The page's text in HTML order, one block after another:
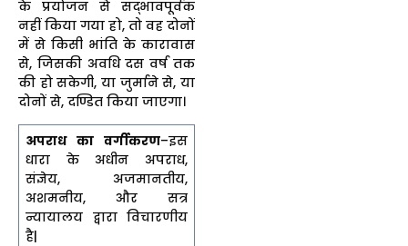
के प्रयोजन से सद्भावपूर्वक
नहीं किया गया हो, तो वह दोनों
में से किसी भांति के कारावास
से, जिसकी अवधि दस वर्ष तक
की हो सकेगी, या जुर्माने से, या
दोनों से, दण्डित किया जाएगा।
अपराध का वर्गीकरण–इस
धारा के अधीन अपराध,
संज्ञेय, अजमानतीय,
अशमनीय, और सत्र
न्यायालय द्वारा विचारणीय
है|